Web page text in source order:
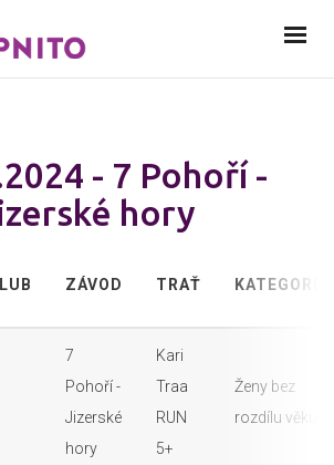
- 7 Pohoří -
hory
ZÁVOD TRAŤ KATEGORIE
7
Pohoří -
Jizerské
hory
Kari
Traa
RUN
5+
Ženy bez
rozdílu věku